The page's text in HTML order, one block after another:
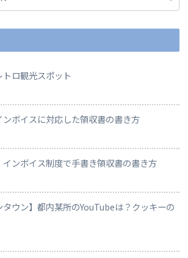
トロ観光スポット
ンボイスに対応した領収書の書き方
インボイス制度で手書き領収書の書き方
タウン】都内某所のYouTubeは？クッキーの